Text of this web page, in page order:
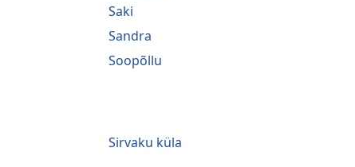
Saki
Sandra
Soopõllu
Sirvaku küla